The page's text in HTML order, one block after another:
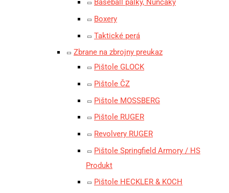
Baseball pálky, Nunčaky
Boxery
Taktické perá
Zbrane na zbrojny preukaz
Pištole GLOCK
Pištole ČZ
Pištole MOSSBERG
Pištole RUGER
Revolvery RUGER
Pištole Springfield Armory / HS
Produkt
Pištole HECKLER & KOCH